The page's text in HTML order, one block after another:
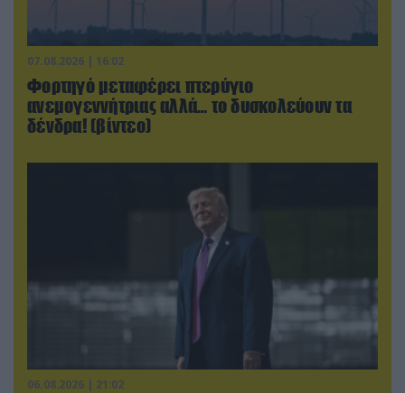
07.08.2026 | 16:02
Φορτηγό μεταφέρει πτερύγιο
ανεμογεννήτριας αλλά… το δυσκολεύουν τα
δένδρα! (βίντεο)
06.08.2026 | 21:02